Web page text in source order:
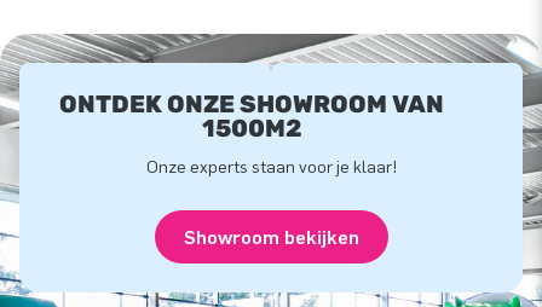
ONTDEK ONZE SHOWROOM VAN
1500M2
Onze experts staan voor je klaar!
Showroom bekijken